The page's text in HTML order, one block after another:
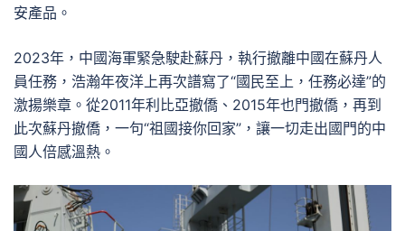
安產品。
2023年，中國海軍緊急駛赴蘇丹，執行撤離中國在蘇丹人
員任務，浩瀚年夜洋上再次譜寫了“國民至上，任務必達”的
激揚樂章。從2011年利比亞撤僑、2015年也門撤僑，再到
此次蘇丹撤僑，一句“祖國接你回家”，讓一切走出國門的中
國人倍感溫熱。